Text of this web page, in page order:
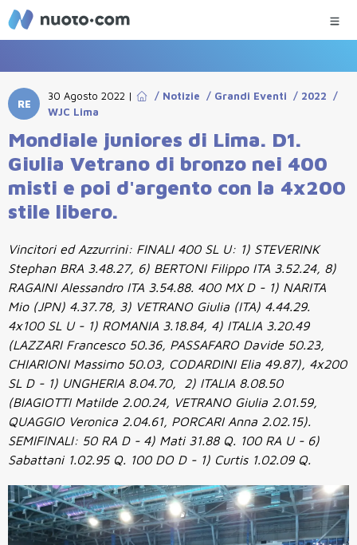
RE
30 Agosto 2022 | / Notizie / Grandi Eventi / 2022 /
WJC Lima
Mondiale juniores di Lima. D1.
Giulia Vetrano di bronzo nei 400
misti e poi d'argento con la 4x200
stile libero.
Vincitori ed Azzurrini: FINALI 400 SL U: 1) STEVERINK
Stephan BRA 3.48.27, 6) BERTONI Filippo ITA 3.52.24, 8)
RAGAINI Alessandro ITA 3.54.88. 400 MX D - 1) NARITA
Mio (JPN) 4.37.78, 3) VETRANO Giulia (ITA) 4.44.29.
4x100 SL U - 1) ROMANIA 3.18.84, 4) ITALIA 3.20.49
(LAZZARI Francesco 50.36, PASSAFARO Davide 50.23,
CHIARIONI Massimo 50.03, CODARDINI Elia 49.87), 4x200
SL D - 1) UNGHERIA 8.04.70, 2) ITALIA 8.08.50
(BIAGIOTTI Matilde 2.00.24, VETRANO Giulia 2.01.59,
QUAGGIO Veronica 2.04.61, PORCARI Anna 2.02.15).
SEMIFINALI: 50 RA D - 4) Mati 31.88 Q. 100 RA U - 6)
Sabattani 1.02.95 Q. 100 DO D - 1) Curtis 1.02.09 Q.